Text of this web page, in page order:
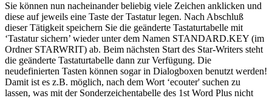
Sie können nun nacheinander beliebig viele Zeichen anklicken und
diese auf jeweils eine Taste der Tastatur legen. Nach Abschluß
dieser Tätigkeit speichern Sie die geänderte Tastaturtabelle mit
‘Tastatur sichern’ wieder unter dem Namen STANDARD.KEY (im
Ordner STARWRIT) ab. Beim nächsten Start des Star-Writers steht
die geänderte Tastaturtabelle dann zur Verfügung. Die
neudefinierten Tasten können sogar in Dialogboxen benutzt werden!
Damit ist es z.B. möglich, nach dem Wort ‘ecouter' suchen zu
lassen, was mit der Sonderzeichentabelle des 1st Word Plus nicht